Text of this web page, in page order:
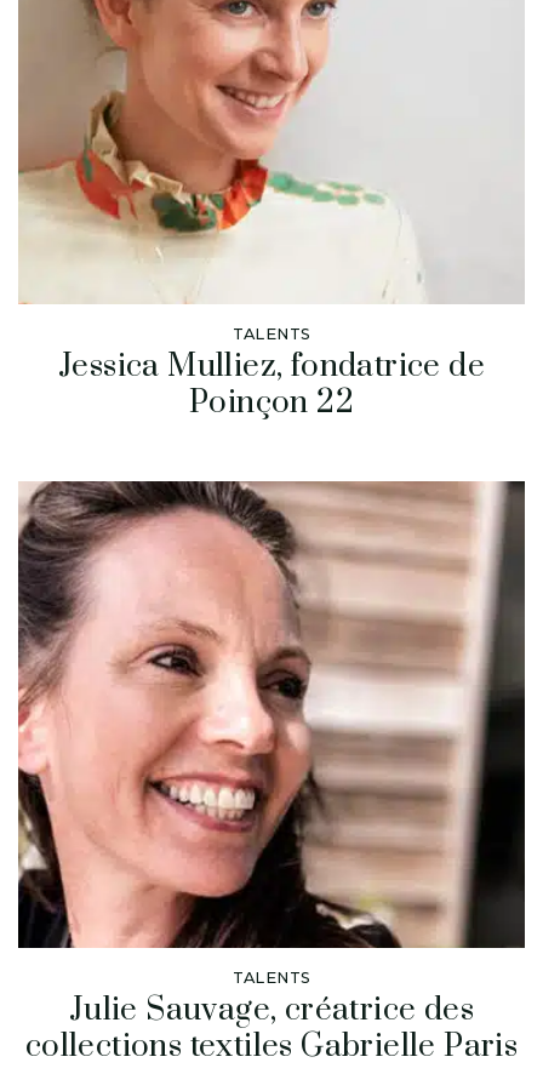
TALENTS
Jessica Mulliez, fondatrice de
Poinçon 22
TALENTS
Julie Sauvage, créatrice des
collections textiles Gabrielle Paris